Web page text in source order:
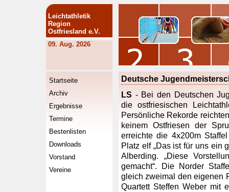
Leichtathletik
Region
Ostfriesland e.V.
09. Aug. 2026
Startseite
Archiv
Ergebnisse
Termine
Bestenlisten
Downloads
Vorstand
Vereine
Deutsche
LS - Bei den Deutschen
die ostfriesischen
Persönliche Rekorde
keinem Ostfriesen der
erreichte die 4x200m
Platz elf „Das ist für uns ein
Alberding. „Diese
gemacht“. Die Norder
gleich zweimal den eigenen
Quartett Steffen Weber mit